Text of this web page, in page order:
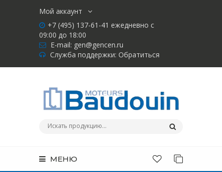
Мой аккаунт
+7 (495) 137-61-41 ежедневно с
09:00 до 18:00
E-mail: gen@gencen.ru
Служба поддержки: Обратиться
МЕНЮ